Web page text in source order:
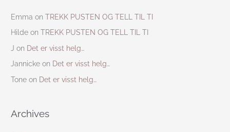
Emma onTREKK PUSTEN OG TELL TIL TI
Hilde onTREKK PUSTEN OG TELL TIL TI
J on Det er visst helg…
Jannicke on Det er visst helg…
Tone on Det er visst helg…
Archives